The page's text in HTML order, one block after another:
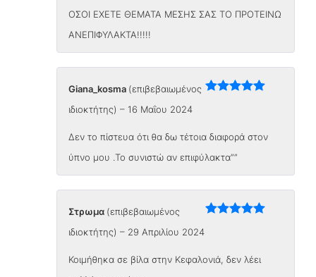
ΟΣΟΙ ΕΧΕΤΕ ΘΕΜΑΤΑ ΜΕΣΗΣ ΣΑΣ ΤΟ ΠΡΟΤΕΙΝΩ
ΑΝΕΠΙΦΥΛΑΚΤΑ!!!!!
Giana_kosma (επιβεβαιωμένος
ιδιοκτήτης) – 16 Μαΐου 2024
Δεν το πίστευα ότι θα δω τέτοια διαφορά στον
ύπνο μου .Το συνιστώ αν επιφύλακτα””
Στρωμα (επιβεβαιωμένος
ιδιοκτήτης) – 29 Απριλίου 2024
Κοιμήθηκα σε βίλα στην Κεφαλονιά, δεν λέει